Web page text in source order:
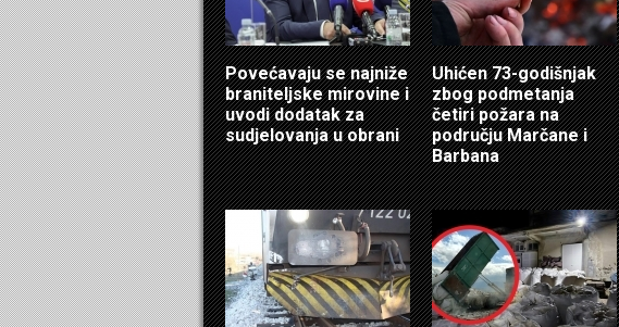
Povećavaju se najniže
braniteljske mirovine i
uvodi dodatak za
sudjelovanja u obrani
Uhićen 73-godišnjak
zbog podmetanja
četiri požara na
području Marčane i
Barbana